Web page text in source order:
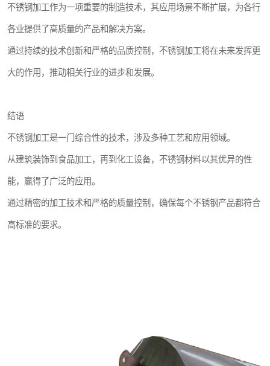
不锈钢加工作为一项重要的制造技术，其应用场景不断扩展，为各行
各业提供了高质量的产品和解决方案。
通过持续的技术创新和严格的品质控制，不锈钢加工将在未来发挥更
大的作用，推动相关行业的进步和发展。
结语
不锈钢加工是一门综合性的技术，涉及多种工艺和应用领域。
从建筑装饰到食品加工，再到化工设备，不锈钢材料以其优异的性
能，赢得了广泛的应用。
通过精密的加工技术和严格的质量控制，确保每个不锈钢产品都符合
高标准的要求。